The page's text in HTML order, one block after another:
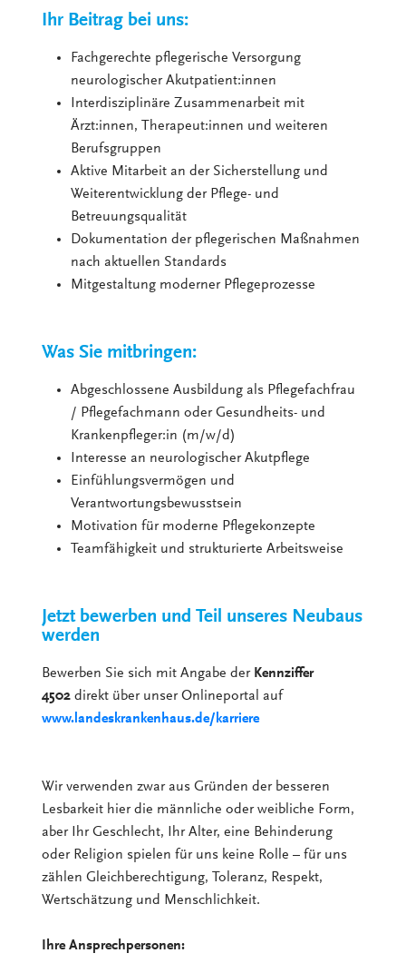
Ihr Beitrag bei uns:
Fachgerechte pflegerische Versorgung
neurologischer Akutpatient:innen
Interdisziplinäre Zusammenarbeit mit
Ärzt:innen, Therapeut:innen und weiteren
Berufsgruppen
Aktive Mitarbeit an der Sicherstellung und
Weiterentwicklung der Pflege- und
Betreuungsqualität
Dokumentation der pflegerischen Maßnahmen
nach aktuellen Standards
Mitgestaltung moderner Pflegeprozesse
Was Sie mitbringen:
Abgeschlossene Ausbildung als Pflegefachfrau
/ Pflegefachmann oder Gesundheits- und
Krankenpfleger:in (m/w/d)
Interesse an neurologischer Akutpflege
Einfühlungsvermögen und
Verantwortungsbewusstsein
Motivation für moderne Pflegekonzepte
Teamfähigkeit und strukturierte Arbeitsweise
Jetzt bewerben und Teil unseres Neubaus
werden
Bewerben Sie sich mit Angabe der Kennziffer
4502 direkt über unser Onlineportal auf
www.landeskrankenhaus.de/karriere
Wir verwenden zwar aus Gründen der besseren
Lesbarkeit hier die männliche oder weibliche Form,
aber Ihr Geschlecht, Ihr Alter, eine Behinderung
oder Religion spielen für uns keine Rolle – für uns
zählen Gleichberechtigung, Toleranz, Respekt,
Wertschätzung und Menschlichkeit.
Ihre Ansprechpersonen: